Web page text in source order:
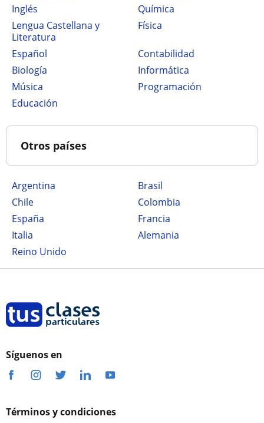
Inglés
Química
Lengua Castellana y
Literatura
Física
Español
Contabilidad
Biología
Informática
Música
Programación
Educación
Otros países
Argentina
Brasil
Chile
Colombia
España
Francia
Italia
Alemania
Reino Unido
Síguenos en
Términos y condiciones